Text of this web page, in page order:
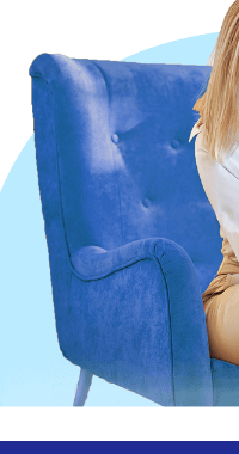
France FR